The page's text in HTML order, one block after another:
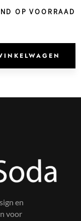
OP VOORRAAD
en
voor